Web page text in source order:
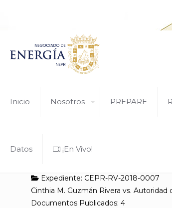
¿Tiene alguna pregunta? Comunícate con
Inicio Nosotros PREPARE
Datos ¡En Vivo!
Expediente: CEPR-RV-2018-0007
Cinthia M. Guzmán Rivera vs. Autoridad
Documentos Publicados: 4